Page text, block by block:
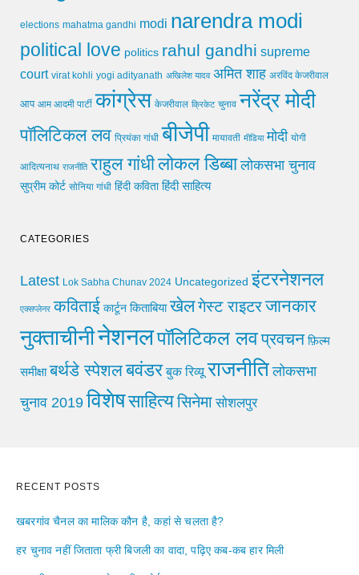
elections mahatma gandhi modi narendra modi
political love politics rahul gandhi supreme
court virat kohli yogi adityanath अखिलेश यादव अमित शाह अरविंद केजरीवाल
आप आम आदमी पार्टी कांग्रेस केजरीवाल क्रिकेट चुनाव नरेंद्र मोदी
पॉलिटिकल लव प्रियंका गांधी बीजेपी मायावती मीडिया मोदी योगी
आदित्यनाथ राजनीति राहुल गांधीलोकल डिब्बा लोकसभा चुनाव
सुप्रीम कोर्ट सोनिया गांधी हिंदी कविता हिंदी साहित्य
CATEGORIES
Latest Lok Sabha Chunav 2024 Uncategorized इंटरनेशनल
एक्सप्लेनर कविताई कार्टून किताबिया खेलगेस्ट राइटरजानकार
नुक्ताचीनीनेशनलपॉलिटिकल लवप्रवचन फ़िल्म
समीक्षा बर्थडे स्पेशलबवंडर बुक रिव्यू राजनीति लोकसभा
चुनाव 2019 विशेषसाहित्यसिनेमा सोशलपुर
RECENT POSTS
खबरगांव चैनल का मालिक कौन है, कहां से चलता है?
हर चुनाव नहीं जिताता फ्री बिजली का वादा, पढ़िए कब-कब हार मिली